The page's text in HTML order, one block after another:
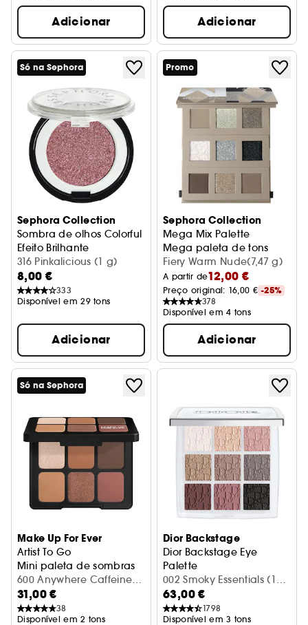
Adicionar Adicionar
Só na Sephora
Sephora Collection
Sombra de olhos Colorful
Efeito Brilhante
316 Pinkalicious (1 g)
8,00 €
333
Disponível em 29 tons
Adicionar
Promo
Sephora Collection
Mega Mix Palette
Mega paleta de tons
Fiery Warm Nude(7,47 g)
A partir de12,00 €
Preço original: 16,00 € -25%
378
Disponível em 4 tons
Adicionar
Só na Sephora
Make Up For Ever
Artist To Go
Mini paleta de sombras
600 Anywhere Caffeine (6
g)
31,00 €
38
Disponível em 2 tons
Dior Backstage
Dior Backstage Eye
Palette
Paleta de 9 sombras de
002 Smoky Essentials (10
g)
63,00 €
1798
Disponível em 3 tons